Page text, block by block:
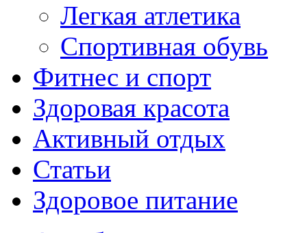
Легкая атлетика
Спортивная обувь
Фитнес и спорт
Здоровая красота
Активный отдых
Статьи
Здоровое питание